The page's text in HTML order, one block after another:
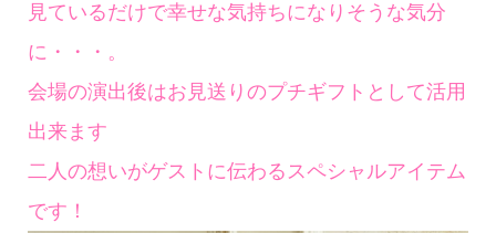
見ているだけで幸せな気持ちになりそうな気分
に・・・。
会場の演出後はお見送りのプチギフトとして活用
出来ます
二人の想いがゲストに伝わるスペシャルアイテム
です！